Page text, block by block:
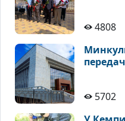
4808
5702